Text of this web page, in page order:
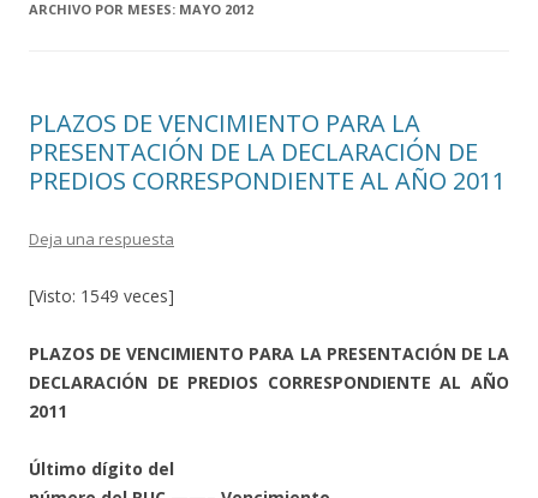
ARCHIVO POR MESES: MAYO 2012
PLAZOS DE VENCIMIENTO PARA LA
PRESENTACIÓN DE LA DECLARACIÓN DE
PREDIOS CORRESPONDIENTE AL AÑO 2011
Deja una respuesta
[Visto: 1549 veces]
PLAZOS DE VENCIMIENTO PARA LA PRESENTACIÓN DE LA
DECLARACIÓN DE PREDIOS CORRESPONDIENTE AL AÑO
2011
Último dígito del